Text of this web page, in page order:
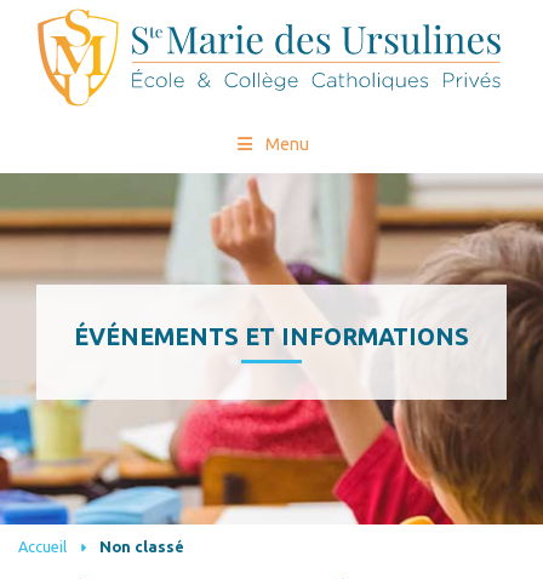
Menu
ÉVÉNEMENTS ET INFORMATIONS
Accueil Non classé